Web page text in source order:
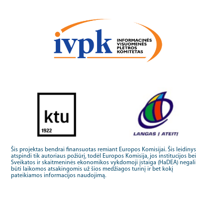
Šis projektas bendrai finansuotas remiant Europos Komisijai. Šis leidinys
atspindi tik autoriaus požiūrį, todėl Europos Komisija, jos institucijos bei
Sveikatos ir skaitmeninės ekonomikos vykdomoji įstaiga (HaDEA) negali
būti laikomos atsakingomis už šios medžiagos turinį ir bet kokį
pateikiamos informacijos naudojimą.